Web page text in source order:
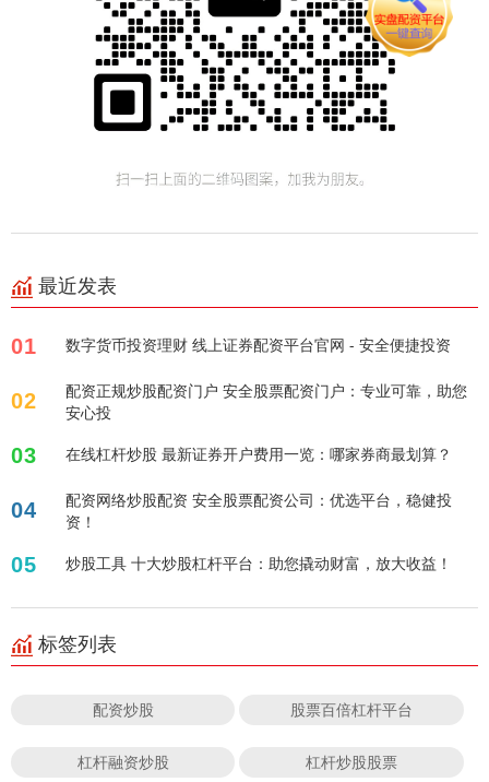
最近发表
01 数字货币投资理财 线上证券配资平台官网 - 安全便捷投资
02
配资正规炒股配资门户 安全股票配资门户：专业可靠，助您
安心投
03 在线杠杆炒股 最新证券开户费用一览：哪家券商最划算？
04
配资网络炒股配资 安全股票配资公司：优选平台，稳健投
资！
05 炒股工具 十大炒股杠杆平台：助您撬动财富，放大收益！
标签列表
配资炒股 股票百倍杠杆平台
杠杆融资炒股 杠杆炒股股票